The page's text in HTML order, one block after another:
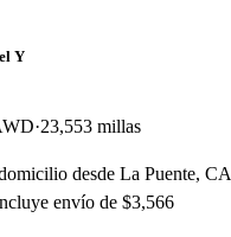
Y
23,553 millas
desde La Puente, CA
envío de $3,566